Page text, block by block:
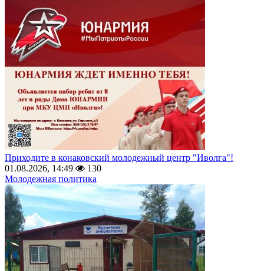
Приходите в конаковский молодежный центр "Иволга"!
01.08.2026, 14:49
130
Молодежная политика